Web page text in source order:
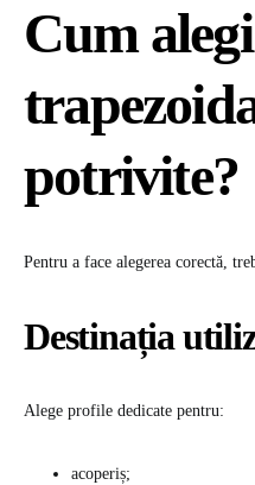
Cum
potrivite?
Pentru a face alegerea corectă,
Destinația
Alege profile dedicate pentru:
acoperiș;